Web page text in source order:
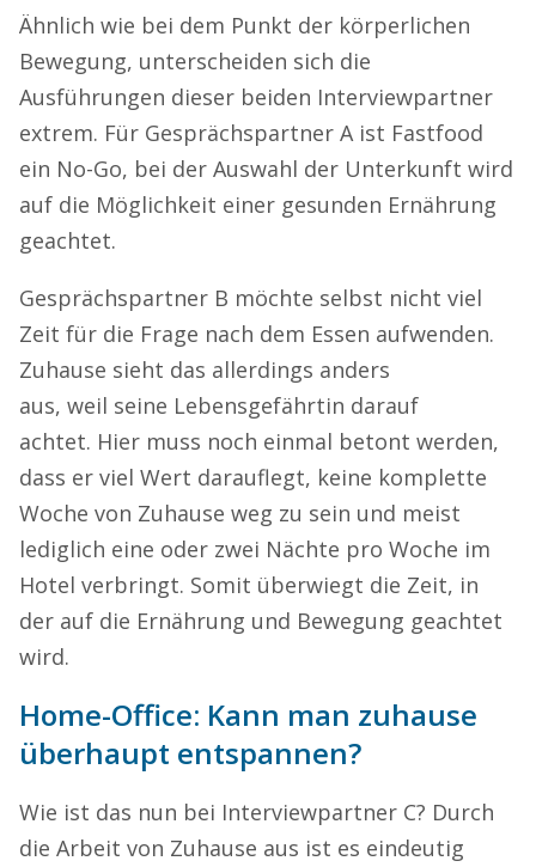
Ähnlich wie bei dem Punkt der körperlichen
Bewegung, unterscheiden sich die
Ausführungen dieser beiden Interviewpartner
extrem. Für Gesprächspartner A ist Fastfood
ein No-Go, bei der Auswahl der Unterkunft wird
auf die Möglichkeit einer gesunden Ernährung
geachtet.
Gesprächspartner B möchte selbst nicht viel
Zeit für die Frage nach dem Essen aufwenden.
Zuhause sieht das allerdings anders
aus, weil seine Lebensgefährtin darauf
achtet. Hier muss noch einmal betont werden,
dass er viel Wert darauflegt, keine komplette
Woche von Zuhause weg zu sein und meist
lediglich eine oder zwei Nächte pro Woche im
Hotel verbringt. Somit überwiegt die Zeit, in
der auf die Ernährung und Bewegung geachtet
wird.
Home-Office: Kann man zuhause
überhaupt entspannen?
Wie ist das nun bei Interviewpartner C? Durch
die Arbeit von Zuhause aus ist es eindeutig